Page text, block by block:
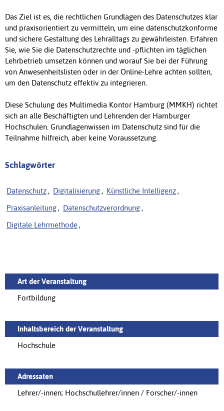
Das Ziel ist es, die rechtlichen Grundlagen des Datenschutzes klar
und praxisorientiert zu vermitteln, um eine datenschutzkonforme
und sichere Gestaltung des Lehralltags zu gewährleisten. Erfahren
Sie, wie Sie die Datenschutzrechte und -pflichten im täglichen
Lehrbetrieb umsetzen können und worauf Sie bei der Führung
von Anwesenheitslisten oder in der Online-Lehre achten sollten,
um den Datenschutz effektiv zu integrieren.
Diese Schulung des Multimedia Kontor Hamburg (MMKH) richtet
sich an alle Beschäftigten und Lehrenden der Hamburger
Hochschulen. Grundlagenwissen im Datenschutz sind für die
Teilnahme hilfreich, aber keine Voraussetzung.
Schlagwörter
Datenschutz , Digitalisierung , Künstliche Intelligenz ,
Praxisanleitung , Datenschutzverordnung ,
Digitale Lehrmethode ,
Art der Veranstaltung
Fortbildung
Inhaltsbereich der Veranstaltung
Hochschule
Adressaten
Lehrer/-innen; Hochschullehrer/innen / Forscher/-innen